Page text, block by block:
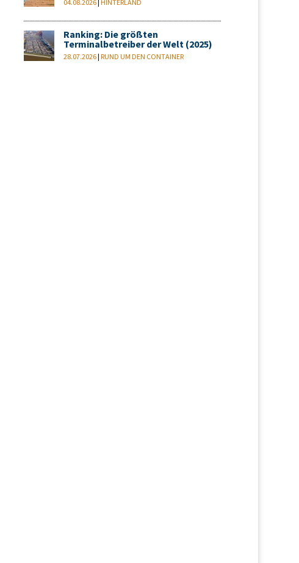
04.08.2026 |HINTERLAND
Ranking: Die größten
Terminalbetreiber der Welt (2025)
28.07.2026 |RUND UM DEN CONTAINER